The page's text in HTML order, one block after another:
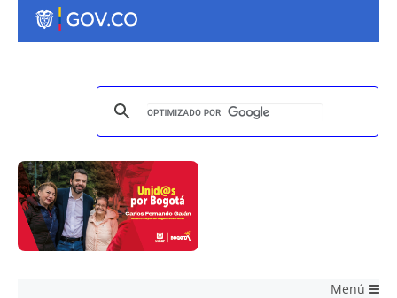
Menú